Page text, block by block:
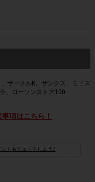
サークルK、サンクス、ミニス
、ローソンストア100
項はこちら！
トもチェックしよう♪